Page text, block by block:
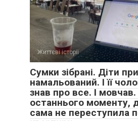
Життєві історії
Сумки зібрані. Діти
намальований. І її
знав про все. І
останнього моменту,
сама не переступила